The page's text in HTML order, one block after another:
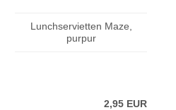
Lunchservietten Maze,
purpur
2,95 EUR